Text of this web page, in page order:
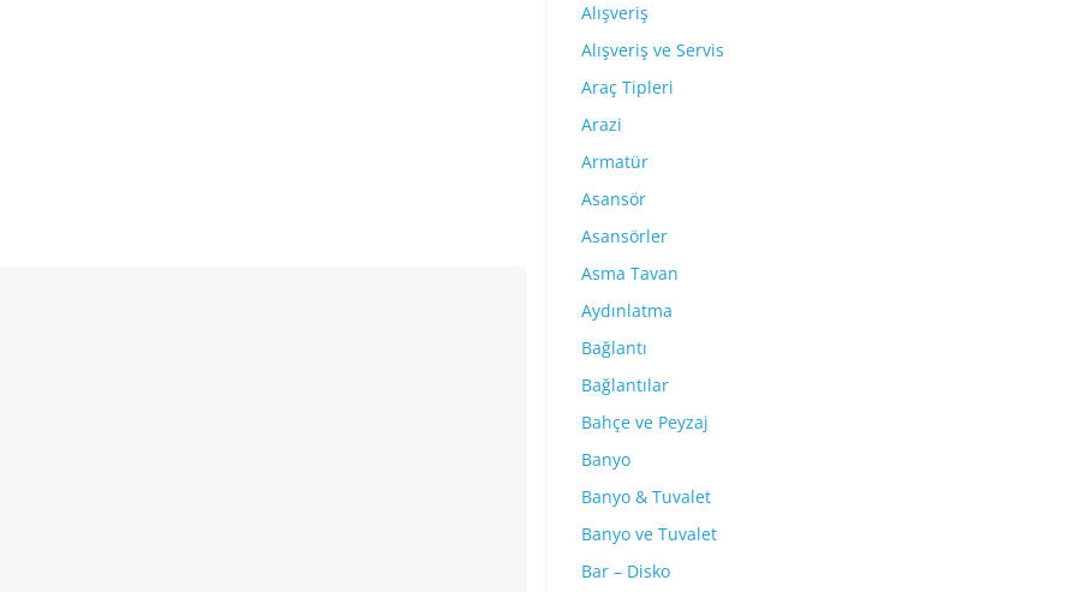
Alışveriş
Alışveriş ve Servis
Araç Tipleri
Arazi
Armatür
Asansör
Asansörler
Asma Tavan
Aydınlatma
Bağlantı
Bağlantılar
Bahçe ve Peyzaj
Banyo
Banyo & Tuvalet
Banyo ve Tuvalet
Bar – Disko